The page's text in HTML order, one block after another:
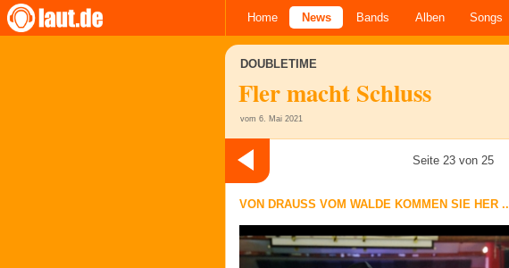
Home News Bands Alben Songs
DOUBLETIME
Fler macht Schluss
vom 6. Mai 2021
Seite 23 von 25
VON DRAUSS VOM WALDE KOMMEN SIE HER ...